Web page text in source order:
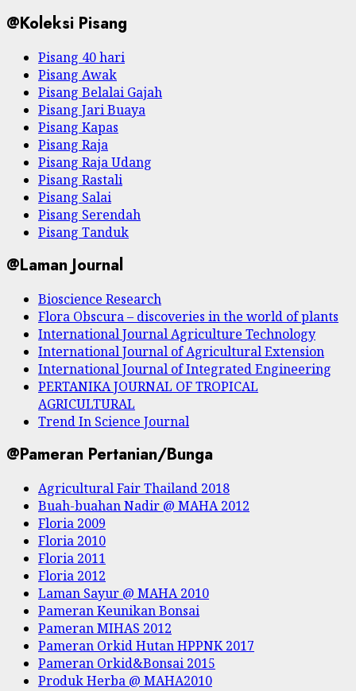
@Koleksi Pisang
Pisang 40 hari
Pisang Awak
Pisang Belalai Gajah
Pisang Jari Buaya
Pisang Kapas
Pisang Raja
Pisang Raja Udang
Pisang Rastali
Pisang Salai
Pisang Serendah
Pisang Tanduk
@Laman Journal
Bioscience Research
Flora Obscura – discoveries in the world of plants
International Journal Agriculture Technology
International Journal of Agricultural Extension
International Journal of Integrated Engineering
PERTANIKA JOURNAL OF TROPICAL
AGRICULTURAL
Trend In Science Journal
@Pameran Pertanian/Bunga
Agricultural Fair Thailand 2018
Buah-buahan Nadir @ MAHA 2012
Floria 2009
Floria 2010
Floria 2011
Floria 2012
Laman Sayur @ MAHA 2010
Pameran Keunikan Bonsai
Pameran MIHAS 2012
Pameran Orkid Hutan HPPNK 2017
Pameran Orkid&Bonsai 2015
Produk Herba @ MAHA2010